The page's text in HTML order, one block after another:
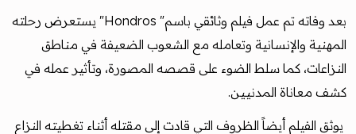
بعد وفاته تم عمل فيلم وثائقي باسم" Hondros" يستعرض رحلته
المهنية والإنسانية وتعامله مع الشعوب الضعيفة في مناطق
النزاعات، كما سلط الضوء على قصصه المصورة، وتأثير عمله في
كشف معاناة المدنيين.
يوثق الفيلم أيضاً الظروف التي قادت إلى مقتله أثناء تغطيته النزاع